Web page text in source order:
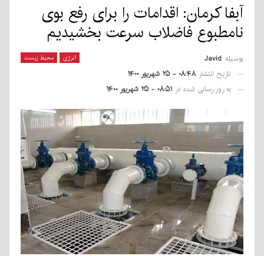
آبفا کرمان: اقدامات را برای رفع بوی
نامطبوع فاضلاب سرعت بخشیدیم
انرژی محیط زیست بوسیله Javid
تاریخ انتشار ۰۸:۴۸ - ۲۵ شهریور ۱۴۰۰
به روز رسانی شده در ۰۸:۵۱ - ۲۵ شهریور ۱۴۰۰